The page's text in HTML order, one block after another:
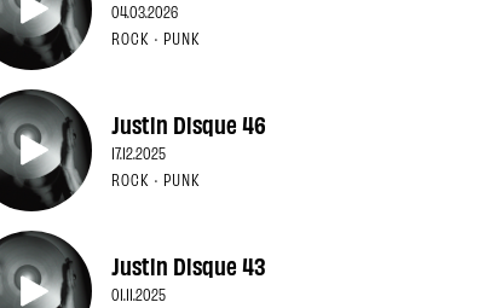
04.03.2026
ROCK · PUNK
Justin Disque 46
17.12.2025
ROCK · PUNK
Justin Disque 43
01.11.2025